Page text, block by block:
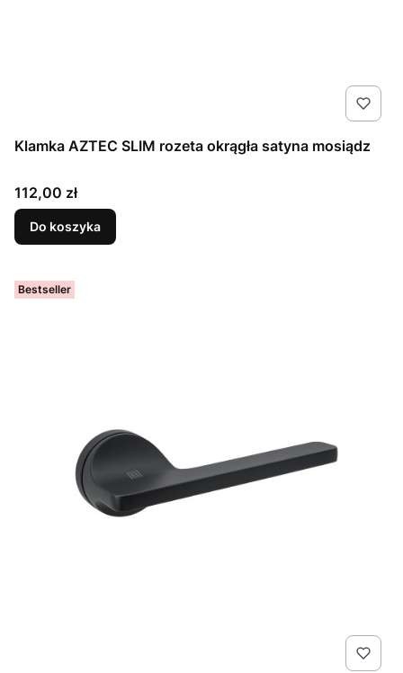
Klamka AZTEC SLIM rozeta okrągła satyna mosiądz
Cena
112,00 zł
Do koszyka
Bestseller